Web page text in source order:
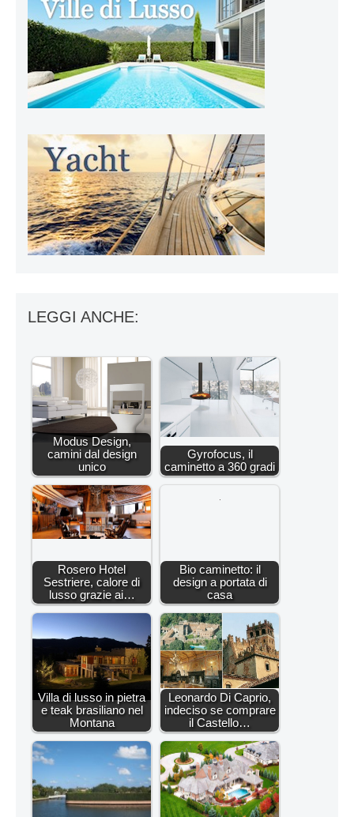
LEGGI ANCHE:
Modus Design,
camini dal design
unico
Gyrofocus, il
caminetto a 360 gradi
Rosero Hotel
Sestriere, calore di
lusso grazie ai…
Bio caminetto: il
design a portata di
casa
Villa di lusso in pietra
e teak brasiliano nel
Montana
Leonardo Di Caprio,
indeciso se comprare
il Castello…